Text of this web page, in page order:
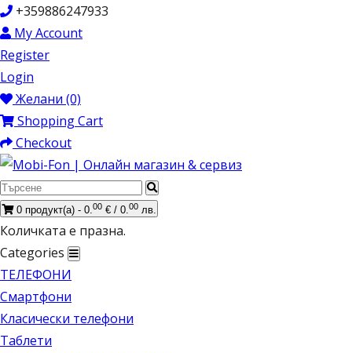
+359886247933
My Account
Register
Login
Желани (0)
Shopping Cart
Checkout
0 продукт(а) - 0.00 € / 0.00 лв.
Количката е празна.
Categories
ТЕЛЕФОНИ
Смартфони
Класически телефони
Таблети